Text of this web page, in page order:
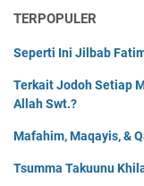
TERPOPULER
Seperti Ini Jilbab
Terkait Jodoh Setiap
Allah Swt.?
Mafahim, Maqayis, &
Tsumma Takuunu